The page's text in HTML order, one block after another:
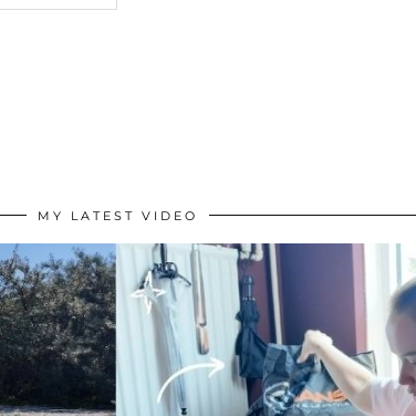
MY LATEST VIDEO